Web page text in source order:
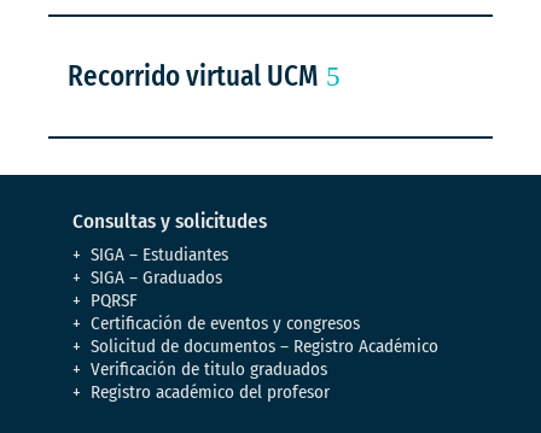
Recorrido virtual UCM
Consultas y solicitudes
SIGA – Estudiantes
SIGA – Graduados
PQRSF
Certificación de eventos y congresos
Solicitud de documentos – Registro Académico
Verificación de titulo graduados
Registro académico del profesor